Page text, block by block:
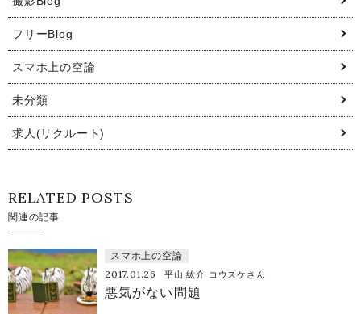
フリーBlog
スマホ上の空論
未分類
求人(リクルート)
RELATED POSTS
関連の記事
スマホ上の空論
2017.01.26 平山 紘介 コウスケさん
悪気がない問題